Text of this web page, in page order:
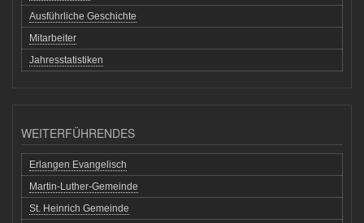
Ausführliche Geschichte
Mitarbeiter
Jahresstatistiken
WEITERFÜHRENDES
Erlangen Evangelisch
Martin-Luther-Gemeinde
St. Heinrich Gemeinde